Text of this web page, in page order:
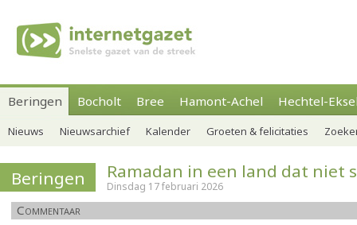
Beringen Bocholt Bree Hamont-Achel Hechtel-
Nieuws Nieuwsarchief Kalender Groeten & felicitaties
Beringen Ramadan in een land dat niet
Dinsdag 17 februari 2026
Commentaar